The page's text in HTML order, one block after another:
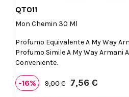
QT011
Mon Chemin 30 Ml
Profumo Equivalente A My Way
Profumo Simile A My Way Armani
Conveniente.
-16% 9,00 € 7,56 €